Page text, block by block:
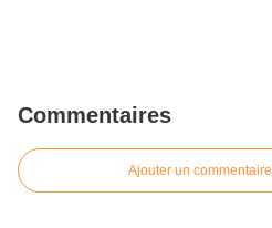
Commentaires
Ajouter un commentaire